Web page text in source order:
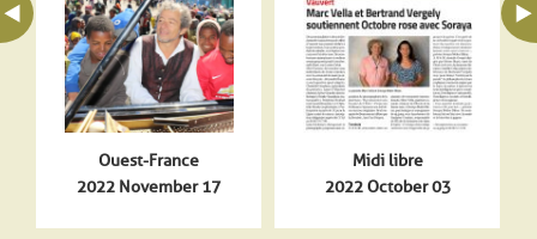
Ouest-France
2022 November 17
Midi libre
2022 October 03